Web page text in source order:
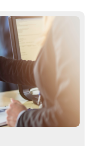
norme sur la